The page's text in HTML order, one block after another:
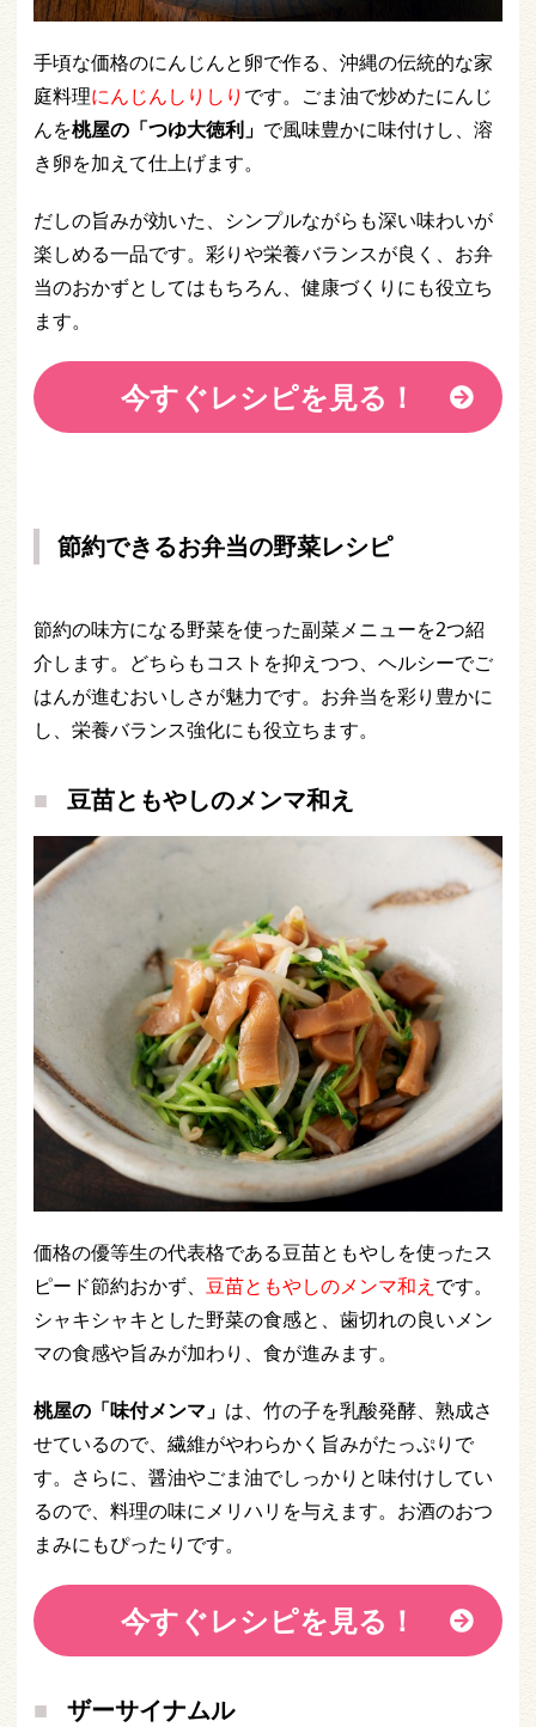
手頃な価格のにんじんと卵で作る、沖縄の伝統的な家
庭料理にんじんしりしり です。ごま油で炒めたにんじ
んを桃屋の「つゆ大徳利」 で風味豊かに味付けし、溶
き卵を加えて仕上げます。
だしの旨みが効いた、シンプルながらも深い味わいが
楽しめる一品です。彩りや栄養バランスが良く、お弁
当のおかずとしてはもちろん、健康づくりにも役立ち
ます。
今すぐレシピを見る！
節約できるお弁当の野菜レシピ
節約の味方になる野菜を使った副菜メニューを2つ紹
介します。どちらもコストを抑えつつ、ヘルシーでご
はんが進むおいしさが魅力です。お弁当を彩り豊かに
し、栄養バランス強化にも役立ちます。
豆苗ともやしのメンマ和え
価格の優等生の代表格である豆苗ともやしを使ったス
ピード節約おかず、 豆苗ともやしのメンマ和え です。
シャキシャキとした野菜の食感と、歯切れの良いメン
マの食感や旨みが加わり、食が進みます。
桃屋の「味付メンマ」 は、竹の子を乳酸発酵、熟成さ
せているので、繊維がやわらかく旨みがたっぷりで
す。さらに、醤油やごま油でしっかりと味付けしてい
るので、料理の味にメリハリを与えます。お酒のおつ
まみにもぴったりです。
今すぐレシピを見る！
ザーサイナムル